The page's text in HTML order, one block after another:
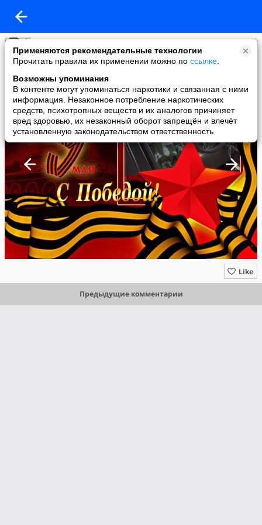
Применяются рекомендательные технологии
Прочитать правила их применении можно по ссылке
Возможны упоминания
В контенте могут упоминаться наркотики и связанная с ними
информация. Незаконное потребление наркотических
средств, психотропных веществ и их аналогов причиняет
вред здоровью, их незаконный оборот запрещён и влечёт
установленную законодательством ответственность
ЮРА БЕЛОБАБА
added a photo
05 May в 22:32
Like
Предыдущие комментарии